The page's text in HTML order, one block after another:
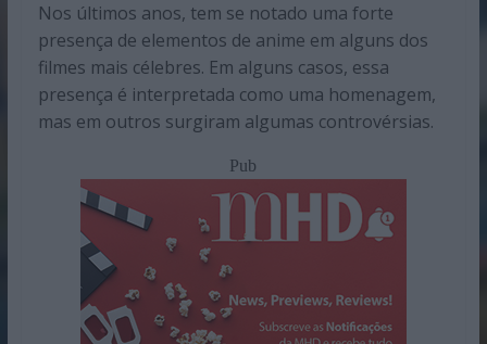
Nos últimos anos, tem se notado uma forte
presença de elementos de anime em alguns dos
filmes mais célebres. Em alguns casos, essa
presença é interpretada como uma homenagem,
mas em outros surgiram algumas controvérsias.
Pub